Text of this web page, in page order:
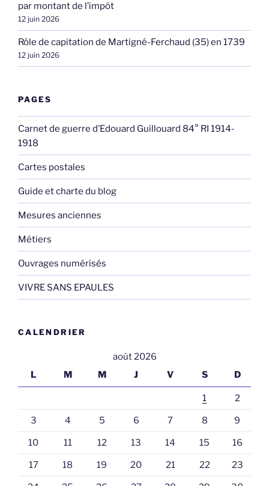
par montant de l’impôt
12 juin 2026
Rôle de capitation de Martigné-Ferchaud (35) en 1739
12 juin 2026
PAGES
Carnet de guerre d’Edouard Guillouard 84° RI 1914-
1918
Cartes postales
Guide et charte du blog
Mesures anciennes
Métiers
Ouvrages numérisés
VIVRE SANS EPAULES
CALENDRIER
août 2026
L
M M J V S D
1 2
3 4 5 6 7 8 9
10 11 12 13 14 15 16
17 18 19 20 21 22 23